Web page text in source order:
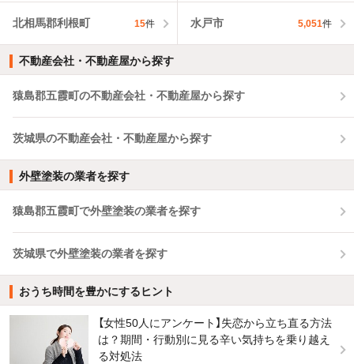
北相馬郡利根町 15件 水戸市 5,051件
不動産会社・不動産屋から探す
猿島郡五霞町の不動産会社・不動産屋から探す
茨城県の不動産会社・不動産屋から探す
外壁塗装の業者を探す
猿島郡五霞町で外壁塗装の業者を探す
茨城県で外壁塗装の業者を探す
おうち時間を豊かにするヒント
【女性50人にアンケート】失恋から立ち直る方法
は？期間・行動別に見る辛い気持ちを乗り越え
る対処法